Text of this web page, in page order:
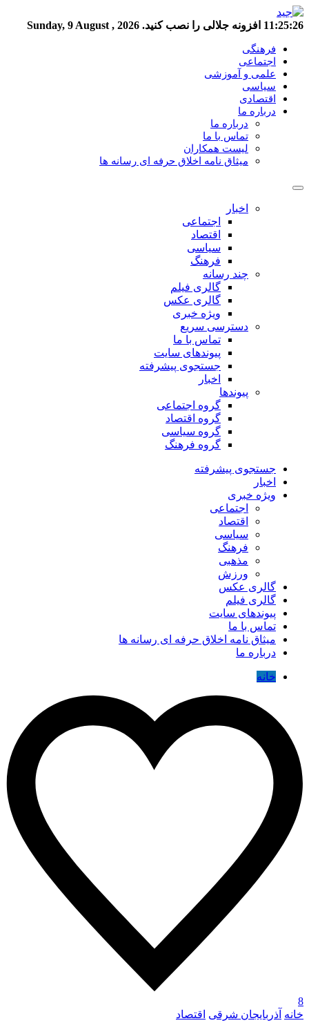
11:25:26 افزونه جلالی را نصب کنید. Sunday, 9 August , 2026
فرهنگی
اجتماعی
علمی و آموزشی
سیاسی
اقتصادی
درباره ما
درباره ما
تماس با ما
لیست همکاران
میثاق نامه اخلاق حرفه ای رسانه ها
اخبار
اجتماعی
اقتصاد
سیاسی
فرهنگ
چند رسانه
گالری فیلم
گالری عکس
ویژه خبری
دسترسی سریع
تماس با ما
پیوندهای سایت
جستجوی پیشرفته
اخبار
پیوندها
گروه اجتماعی
گروه اقتصاد
گروه سیاسی
گروه فرهنگ
جستجوی پیشرفته
اخبار
ویژه خبری
اجتماعی
اقتصاد
سیاسی
فرهنگ
مذهبی
ورزش
گالری عکس
گالری فیلم
پیوندهای سایت
تماس با ما
میثاق نامه اخلاق حرفه ای رسانه ها
درباره ما
خانه
8
خانه آذربایجان شرقی اقتصاد